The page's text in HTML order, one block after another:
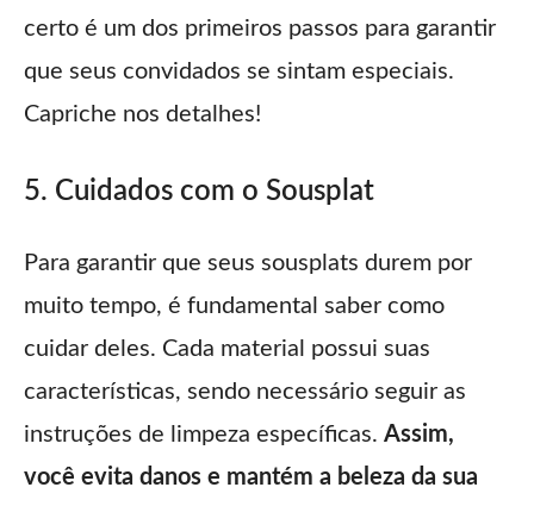
certo é um dos primeiros passos para garantir
que seus convidados se sintam especiais.
Capriche nos detalhes!
5. Cuidados com o Sousplat
Para garantir que seus sousplats durem por
muito tempo, é fundamental saber como
cuidar deles. Cada material possui suas
características, sendo necessário seguir as
instruções de limpeza específicas. Assim,
você evita danos e mantém a beleza da sua